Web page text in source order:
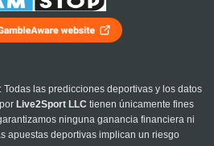
: Todas las predicciones deportivas y los datos
Live2Sport LLC tienen únicamente fines
ninguna ganancia financiera ni
apuestas deportivas implican un riesgo